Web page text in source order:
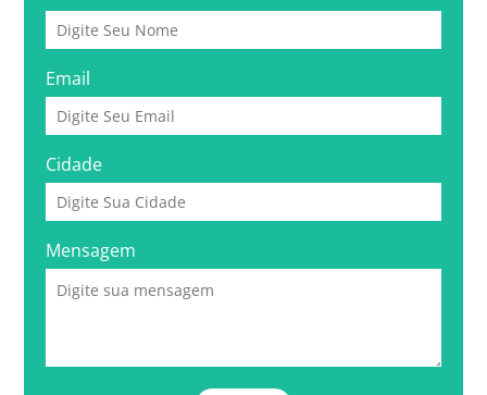
Email
Cidade
Mensagem